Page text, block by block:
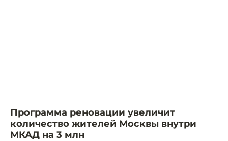
Программа реновации увеличит
количество жителей Москвы внутри
МКАД на 3 млн